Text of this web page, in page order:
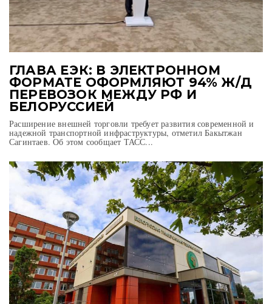
ГЛАВА ЕЭК: В ЭЛЕКТРОННОМ
ФОРМАТЕ ОФОРМЛЯЮТ 94% Ж/Д
ПЕРЕВОЗОК МЕЖДУ РФ И
БЕЛОРУССИЕЙ
Расширение внешней торговли требует развития современной и
надежной транспортной инфраструктуры, отметил Бакытжан
Сагинтаев. Об этом сообщает ТАСС...